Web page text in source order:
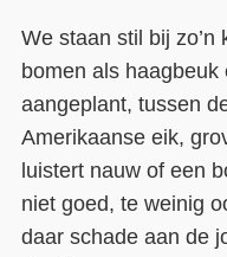
We staan stil bij
bomen als
aangeplant, tussen
Amerikaanse eik,
luistert nauw of een
niet goed, te weinig
daar schade aan de